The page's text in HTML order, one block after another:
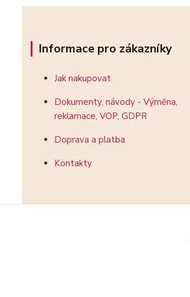
Informace pro zákazníky
Jak nakupovat
Dokumenty, návody - Výměna,
reklamace, VOP, GDPR
Doprava a platba
Kontakty